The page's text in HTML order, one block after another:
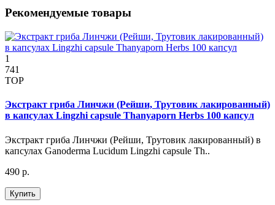
Рекомендуемые товары
1
741
TOP
Экстракт гриба Линчжи (Рейши, Трутовик лакированный)
в капсулах Lingzhi capsule Thanyaporn Herbs 100 капсул
Экстракт гриба Линчжи (Рейши, Трутовик лакированный) в
капсулах Ganoderma Lucidum Lingzhi capsule Th..
490 р.
Купить